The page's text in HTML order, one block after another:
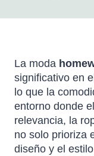
La moda
significativo en
lo que la
entorno donde
relevancia, la
no solo prioriza
diseño y el